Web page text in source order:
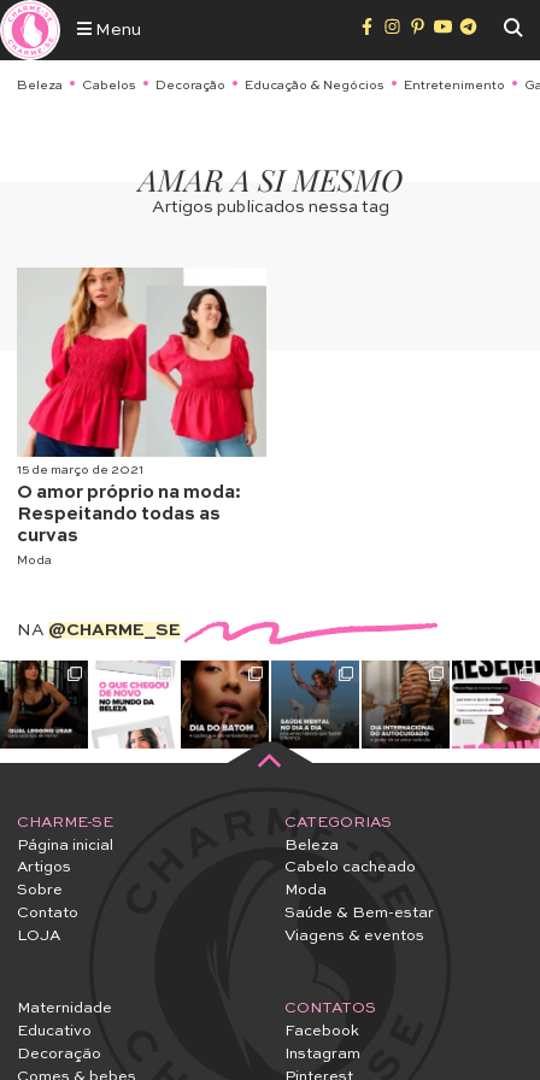
Menu
Beleza Cabelos Decoração Educação & Negócios Entretenimento
AMAR A SI MESMO
Artigos publicados nessa tag
15 de março de 2021
O amor próprio na moda:
Respeitando todas as
curvas
Moda
NA @CHARME_SE
CHARME-SE
Página inicial
Artigos
Sobre
Contato
LOJA
CATEGORIAS
Beleza
Cabelo cacheado
Moda
Saúde & Bem-estar
Viagens & eventos
Maternidade
Educativo
Decoração
Comes & bebes
CONTATOS
Facebook
Instagram
Pinterest